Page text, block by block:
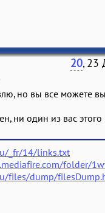
20, 23
но вы все можете
ни один из вас этого
_fr/14/links.txt
folder/
files/dump/